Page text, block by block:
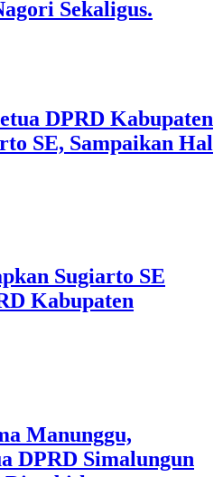
Sekaligus.
DPRD Kabupaten
SE, Sampaikan Hal
Sugiarto SE
Kabupaten
Manunggu,
DPRD Simalungun